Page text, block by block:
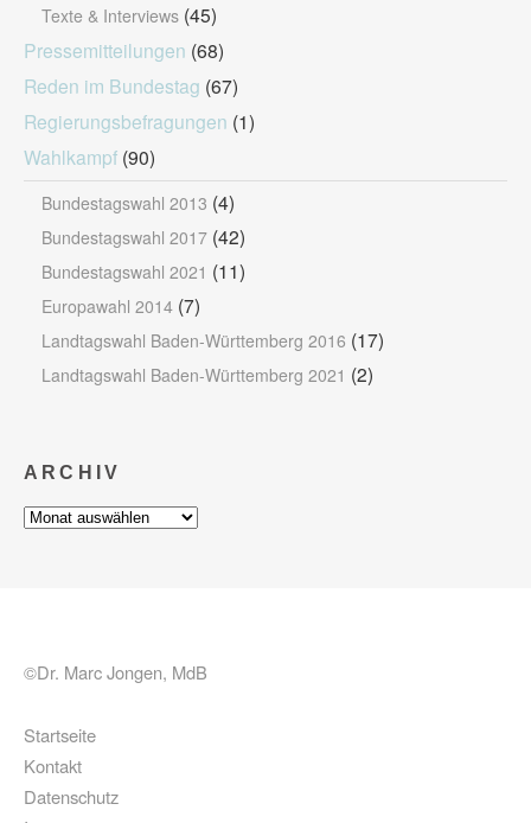
Texte & Interviews (45)
Pressemitteilungen (68)
Reden im Bundestag (67)
Regierungsbefragungen (1)
Wahlkampf (90)
Bundestagswahl 2013 (4)
Bundestagswahl 2017 (42)
Bundestagswahl 2021 (11)
Europawahl 2014 (7)
Landtagswahl Baden-Württemberg 2016 (17)
Landtagswahl Baden-Württemberg 2021 (2)
ARCHIV
Archiv
©Dr. Marc Jongen, MdB
Startseite
Kontakt
Datenschutz